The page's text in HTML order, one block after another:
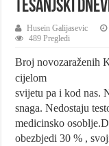
Tešanjski
Husein Galijasevic
489 Pregledi
Broj novozaraženih
cijelom
svijetu pa i kod nas.
snaga. Nedostaju
medicinsko
obezbjedi 30 % ,